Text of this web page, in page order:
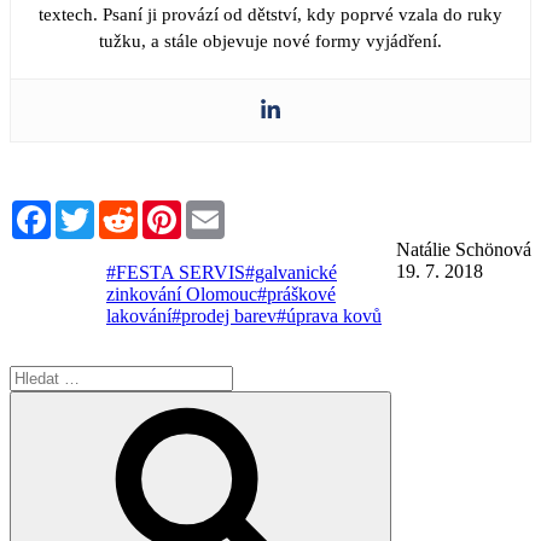
textech. Psaní ji provází od dětství, kdy poprvé vzala do ruky
tužku, a stále objevuje nové formy vyjádření.
FacebookTwitterRedditPinterest
Natálie Schönová
19. 7. 2018
#FESTA SERVIS#galvanické
zinkování Olomouc#práškové
lakování#prodej barev#úprava kovů
Hledat: